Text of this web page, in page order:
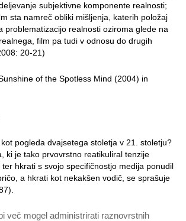
subjektivne komponente realnosti;
sta namreč obliki mišljenja, katerih položaj
problematizacijo realnosti oziroma glede na
film pa tudi v odnosu do drugih
20-21)
of the Spotless Mind (2004) in
pogleda dvajsetega stoletja v 21. stoletju?
ki je tako prvovrstno reatikuliral tenzije
hkrati s svojo specifičnostjo medija ponudil
a hkrati kot nekakšen vodič, se sprašuje
več mogel administrirati raznovrstnih